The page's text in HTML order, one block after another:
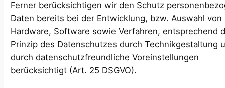
Ferner berücksichtigen wir den Schutz
Daten bereits bei der Entwicklung, bzw. Auswahl von
Hardware, Software sowie Verfahren, entsprechend
Prinzip des Datenschutzes durch Technikgestaltung
durch datenschutzfreundliche Voreinstellungen
berücksichtigt (Art. 25 DSGVO).